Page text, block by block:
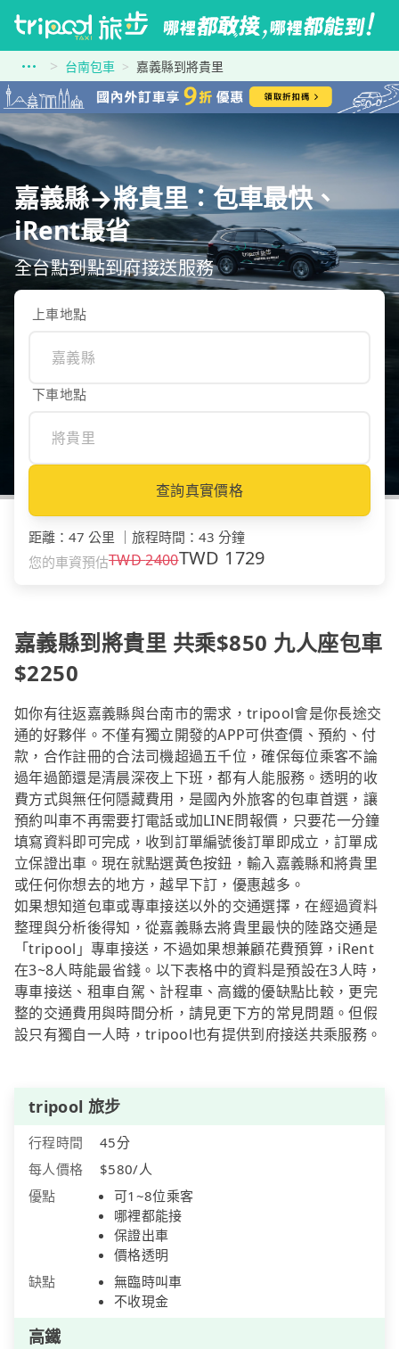
台南包車 嘉義縣到將貴里
嘉義縣→將貴里：包車最快、
iRent最省
全台點到點到府接送服務
上車地點
下車地點
查詢真實價格
距離 ： 47 公里 旅程時間 ： 43 分鐘
您的車資預估TWD2400TWD 1729
嘉義縣到將貴里 共乘$850 九人座包車
$2250
如你有往返嘉義縣與台南市的需求，tripool會是你長途交
通的好夥伴。不僅有獨立開發的APP可供查價、預約、付
款，合作註冊的合法司機超過五千位，確保每位乘客不論
過年過節還是清晨深夜上下班，都有人能服務。透明的收
費方式與無任何隱藏費用，是國內外旅客的包車首選，讓
預約叫車不再需要打電話或加LINE問報價，只要花一分鐘
填寫資料即可完成，收到訂單編號後訂單即成立，訂單成
立保證出車。現在就點選黃色按鈕，輸入嘉義縣和將貴里
或任何你想去的地方，越早下訂，優惠越多。
如果想知道包車或專車接送以外的交通選擇，在經過資料
整理與分析後得知，從嘉義縣去將貴里最快的陸路交通是
「tripool」專車接送，不過如果想兼顧花費預算，iRent
在3~8人時能最省錢。以下表格中的資料是預設在3人時，
專車接送、租車自駕、計程車、高鐵的優缺點比較，更完
整的交通費用與時間分析，請見更下方的常見問題。但假
設只有獨自一人時，tripool也有提供到府接送共乘服務。
tripool 旅步
行程時間
45分
每人價格
$580/人
優點
可1~8位乘客
哪裡都能接
保證出車
價格透明
缺點
無臨時叫車
不收現金
高鐵